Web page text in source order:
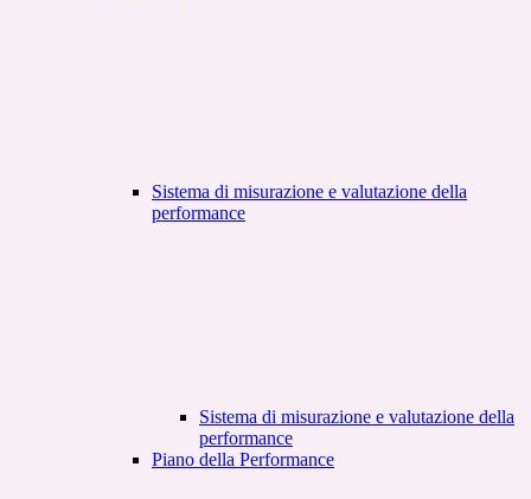
Sistema di misurazione e valutazione della
performance
Sistema di misurazione e valutazione della
performance
Piano della Performance